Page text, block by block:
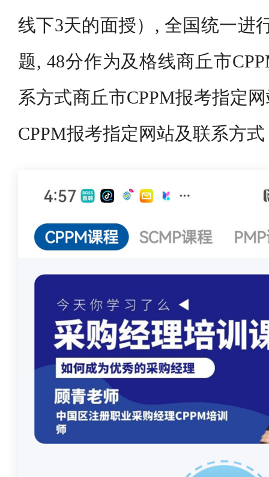
线下3天的面授）, 全国统一进
题, 48分作为及格线商丘市
系方式商丘市CPPM报考指定
CPPM报考指定网站及联系方